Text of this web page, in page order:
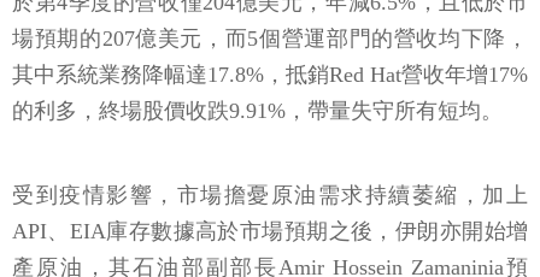
其中系統業務降幅達17.8%，抵銷Red Hat營收年增17%
的利多，終場股價收跌9.91%，帶量失守所有短均。
產原油，其石油部副部長Amir Hossein Zamaninia預
期，在1～2個月內恢復到制裁前水平，引起市場對高